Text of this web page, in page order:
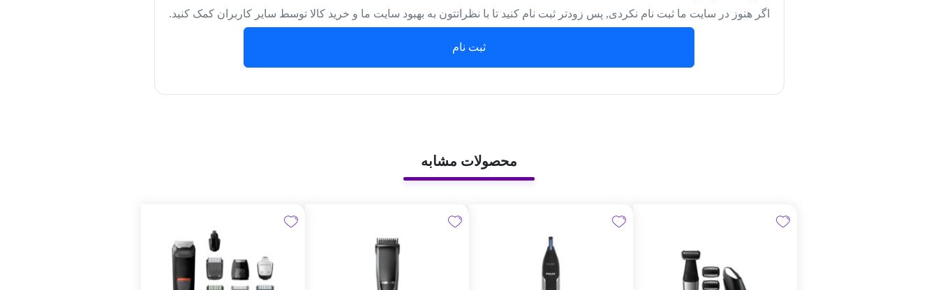
اگر هنوز در سایت ما ثبت نام نکردی, پس زودتر ثبت نام کنید تا با نظراتتون به بهبود سایت ما و خرید کالا توسط سایر کاربران کمک کنید.
ثبت نام
محصولات مشابه